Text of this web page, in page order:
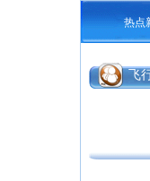
热点
飞